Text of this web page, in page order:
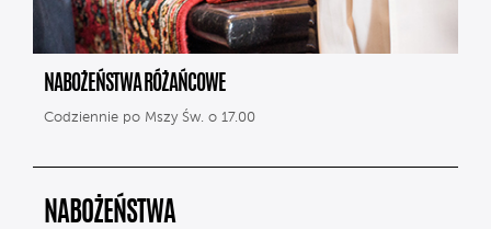
NABOŻEŃSTWA RÓŻAŃCOWE
Codziennie po Mszy Św. o 17.00
NABOŻEŃSTWA